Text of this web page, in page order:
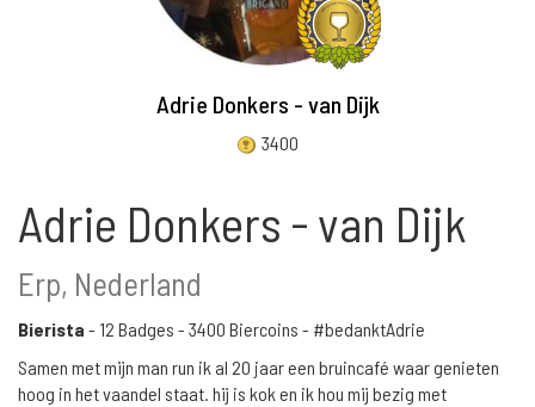
Adrie Donkers - van Dijk
3400
Adrie Donkers - van Dijk
Erp, Nederland
Bierista - 12 Badges - 3400 Biercoins - #bedanktAdrie
Samen met mijn man run ik al 20 jaar een bruincafé waar genieten
hoog in het vaandel staat. hij is kok en ik hou mij bezig met